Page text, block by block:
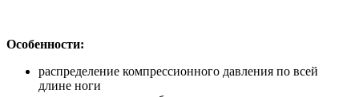
Особенности:
распределение компрессионного давления по всей
длине ноги